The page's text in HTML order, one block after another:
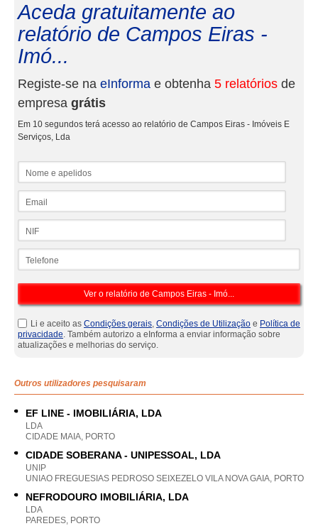
Aceda gratuitamente ao
relatório de Campos Eiras -
Imó...
Registe-se na eInforma e obtenha 5 relatórios de
empresa grátis
Em 10 segundos terá acesso ao relatório de Campos Eiras - Imóveis E
Serviços, Lda
Li e aceito as Condições gerais, Condições de Utilização e Política de
privacidade. Também autorizo a eInforma a enviar informação sobre
atualizações e melhorias do serviço.
Outros utilizadores pesquisaram
EF LINE - IMOBILIÁRIA, LDA
LDA
CIDADE MAIA, PORTO
CIDADE SOBERANA - UNIPESSOAL, LDA
UNIP
UNIAO FREGUESIAS PEDROSO SEIXEZELO VILA NOVA GAIA, PORTO
NEFRODOURO IMOBILIÁRIA, LDA
LDA
PAREDES, PORTO